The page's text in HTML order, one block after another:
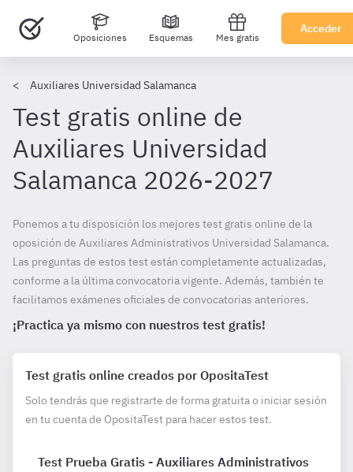
Oposiciones Esquemas Mes gratis
Acceder
Auxiliares Universidad Salamanca
Test gratis online de
Auxiliares Universidad
Salamanca 2026-2027
Ponemos a tu disposición los mejores test gratis online de la
oposición de Auxiliares Administrativos Universidad Salamanca.
Las preguntas de estos test están completamente actualizadas,
conforme a la última convocatoria vigente. Además, también te
facilitamos exámenes oficiales de convocatorias anteriores.
¡Practica ya mismo con nuestros test gratis!
Test gratis online creados por OpositaTest
Solo tendrás que registrarte de forma gratuita o iniciar sesión
en tu cuenta de OpositaTest para hacer estos test.
Test Prueba Gratis - Auxiliares Administrativos